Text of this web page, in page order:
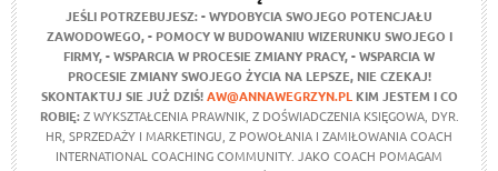
JEŚLI POTRZEBUJESZ:- WYDOBYCIA SWOJEGO POTENCJAŁU
ZAWODOWEGO, - POMOCY W BUDOWANIU WIZERUNKU SWOJEGO I
FIRMY,- WSPARCIA W PROCESIE ZMIANY PRACY,- WSPARCIA W
PROCESIE ZMIANY SWOJEGO ŻYCIA NA LEPSZE, NIE CZEKAJ!
SKONTAKTUJ SIE JUŻ DZIŚ!AW@ANNAWEGRZYN.PL KIM JESTEM I CO
ROBIĘ:Z WYKSZTAŁCENIA PRAWNIK, Z DOŚWIADCZENIA KSIĘGOWA, DYR.
HR, SPRZEDAŻY I MARKETINGU, Z POWOŁANIA I ZAMIŁOWANIA COACH
INTERNATIONAL COACHING COMMUNITY. JAKO COACH POMAGAM